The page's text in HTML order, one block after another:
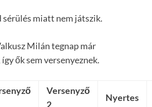
miatt nem játszik.
Milán tegnap már
ők sem versenyeznek.
Versenyző
2
Nyertes